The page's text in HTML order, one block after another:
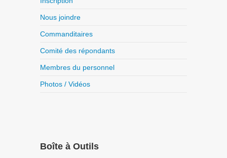
Nous joindre
Commanditaires
Comité des répondants
Membres du personnel
Photos / Vidéos
Boîte à Outils